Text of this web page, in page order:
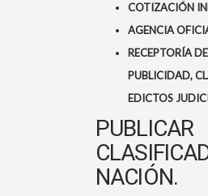
COTIZACIÓN
AGENCIA
RECEPTORÍA
PUBLICIDAD,
EDICTOS
PUBLICAR
NACIÓN.